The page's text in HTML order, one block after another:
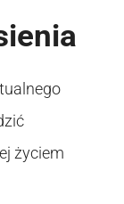
życiem